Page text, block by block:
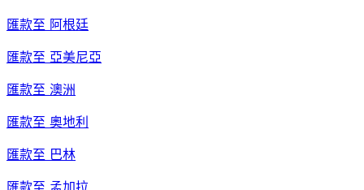
匯款至 阿根廷
匯款至 亞美尼亞
匯款至 澳洲
匯款至 奧地利
匯款至 巴林
匯款至 孟加拉